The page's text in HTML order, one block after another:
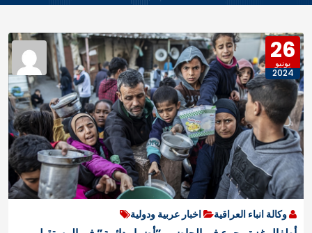
26
يونيو
2024
وكالة انباء العراقية اخبار عربية ودولية